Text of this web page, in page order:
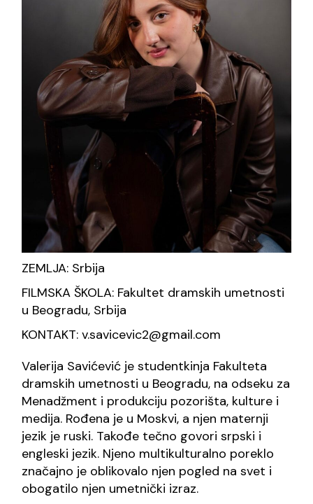
ZEMLJA: Srbija
FILMSKA ŠKOLA: Fakultet dramskih umetnosti
u Beogradu, Srbija
KONTAKT: v.savicevic2@gmail.com
Valerija Savićević je studentkinja Fakulteta
dramskih umetnosti u Beogradu, na odseku za
Menadžment i produkciju pozorišta, kulture i
medija. Rođena je u Moskvi, a njen maternji
jezik je ruski. Takođe tečno govori srpski i
engleski jezik. Njeno multikulturalno poreklo
značajno je oblikovalo njen pogled na svet i
obogatilo njen umetnički izraz.